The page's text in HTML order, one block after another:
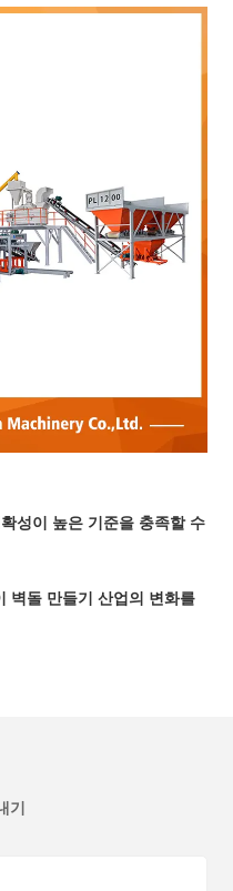
성이 높은 기준을 충족할 수
벽돌 만들기 산업의 변화를
기